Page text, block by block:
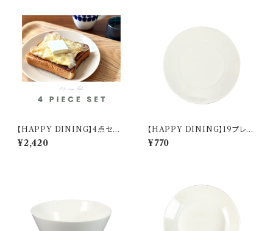
【HAPPY DINING】4点セット
(ホワイト)【YMK120】 YMK12
1-6
¥2,420
【HAPPY DINING】19プレー
ト(ホワイト)【YMK120】 YMK
121-330
¥770